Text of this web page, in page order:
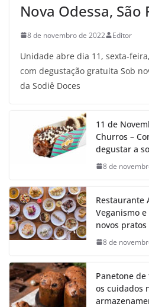
Nova Odessa, São
8 de novembro de 2022 Editor
Unidade abre dia 11, sexta-
com degustação gratuita Sob
da Sodiê Doces
11 de
Churros –
degustar a
8 de
Restaurante
Veganismo
novos
8 de
Panetone
os cuidados